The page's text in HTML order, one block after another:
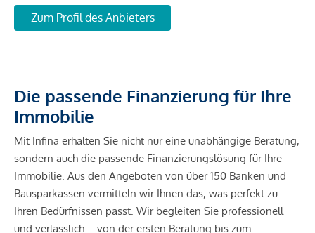
Zum Profil des Anbieters
Die passende Finanzierung für Ihre
Immobilie
Mit Infina erhalten Sie nicht nur eine unabhängige Beratung,
sondern auch die passende Finanzierungslösung für Ihre
Immobilie. Aus den Angeboten von über 150 Banken und
Bausparkassen vermitteln wir Ihnen das, was perfekt zu
Ihren Bedürfnissen passt. Wir begleiten Sie professionell
und verlässlich – von der ersten Beratung bis zum